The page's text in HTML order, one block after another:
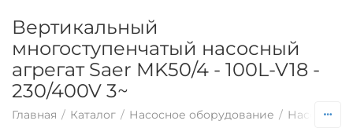
Вертикальный
многоступенчатый насосный
агрегат Saer MK50/4 - 100L-V18 -
230/400V 3~
Главная / Каталог / Насосное оборудование / Насосы по